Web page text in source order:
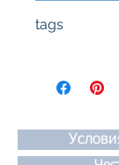
tags
#TPTOPLINE